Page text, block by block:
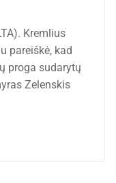
Kremlius
pareiškė, kad
proga sudarytų
Zelenskis